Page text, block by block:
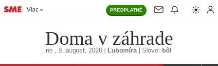
Viac PREDPLATNÉ
Doma v záhrade
ne , 9. august, 2026 Ľubomíra| Slovo: bôľ